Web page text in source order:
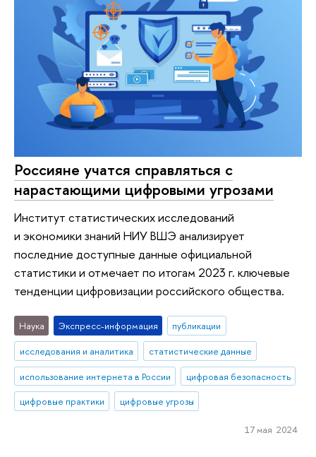
Россияне учатся справляться с
нарастающими цифровыми угрозами
Институт статистических исследований
и экономики знаний НИУ ВШЭ анализирует
последние доступные данные официальной
статистики и отмечает по итогам 2023 г. ключевые
тенденции цифровизации российского общества.
Наука Экспресс-информация
публикации
исследования и аналитика
статистические данные
использование интернета в России
цифровая безопасность
цифровые практики
цифровые угрозы
17 мая 2024